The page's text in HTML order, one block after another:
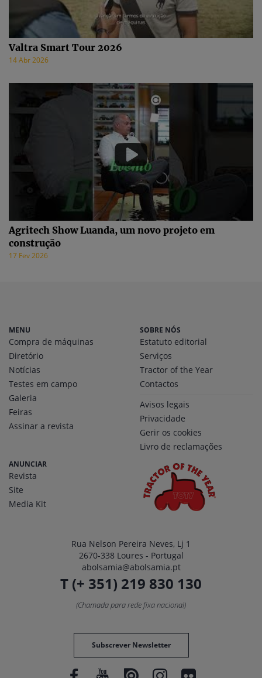
Valtra Smart Tour 2026
14 Abr 2026
Agritech Show Luanda, um novo projeto em
construção
17 Fev 2026
MENU
Compra de máquinas
Diretório
Notícias
Testes em campo
Galeria
Feiras
Assinar a revista
SOBRE NÓS
Estatuto editorial
Serviços
Tractor of the Year
Contactos
Avisos legais
Privacidade
Gerir os cookies
Livro de reclamações
ANUNCIAR
Revista
Site
Media Kit
Rua Nelson Pereira Neves, Lj 1
2670-338 Loures - Portugal
abolsamia@abolsamia.pt
T (+ 351) 219 830 130
(Chamada para rede fixa nacional)
Subscrever Newsletter